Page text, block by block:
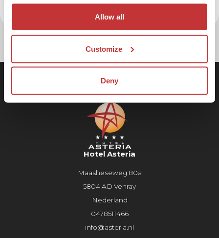
Allow all
Customize
Deny
Hotel Asteria
Maasheseweg 80a
5804 AD Venray
Nederland
0478511466
info@asteria.nl